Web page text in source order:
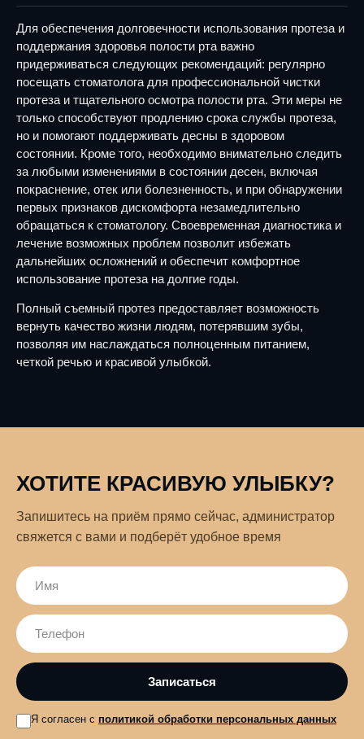
Для обеспечения долговечности использования протеза и
поддержания здоровья полости рта важно
придерживаться следующих рекомендаций: регулярно
посещать стоматолога для профессиональной чистки
протеза и тщательного осмотра полости рта. Эти меры не
только способствуют продлению срока службы протеза,
но и помогают поддерживать десны в здоровом
состоянии. Кроме того, необходимо внимательно следить
за любыми изменениями в состоянии десен, включая
покраснение, отек или болезненность, и при обнаружении
первых признаков дискомфорта незамедлительно
обращаться к стоматологу. Своевременная диагностика и
лечение возможных проблем позволит избежать
дальнейших осложнений и обеспечит комфортное
использование протеза на долгие годы.
Полный съемный протез предоставляет возможность
вернуть качество жизни людям, потерявшим зубы,
позволяя им наслаждаться полноценным питанием,
четкой речью и красивой улыбкой.
ХОТИТЕ КРАСИВУЮ УЛЫБКУ?
Запишитесь на приём прямо сейчас, администратор
свяжется с вами и подберёт удобное время
Я согласен с политикой обработки персональных данных